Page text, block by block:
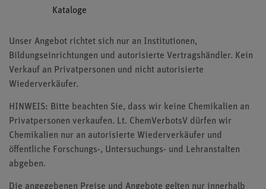
Kataloge
Unser Angebot richtet sich nur an Institutionen,
Bildungseinrichtungen und autorisierte Vertragshändler. Kein
Verkauf an Privatpersonen und nicht autorisierte
Wiederverkäufer.
HINWEIS: Bitte beachten Sie, dass wir keine Chemikalien an
Privatpersonen verkaufen. Lt. ChemVerbotsV dürfen wir
Chemikalien nur an autorisierte Wiederverkäufer und
öffentliche Forschungs-, Untersuchungs- und Lehranstalten
abgeben.
Die angegebenen Preise und Angebote gelten nur innerhalb